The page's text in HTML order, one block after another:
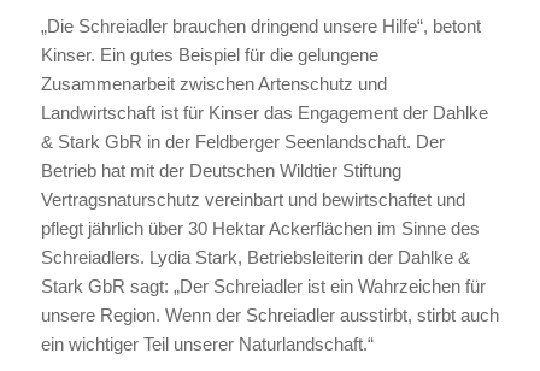
„Die Schreiadler brauchen dringend unsere Hilfe“, betont
Kinser. Ein gutes Beispiel für die gelungene
Zusammenarbeit zwischen Artenschutz und
Landwirtschaft ist für Kinser das Engagement der Dahlke
& Stark GbR in der Feldberger Seenlandschaft. Der
Betrieb hat mit der Deutschen Wildtier Stiftung
Vertragsnaturschutz vereinbart und bewirtschaftet und
pflegt jährlich über 30 Hektar Ackerflächen im Sinne des
Schreiadlers. Lydia Stark, Betriebsleiterin der Dahlke &
Stark GbR sagt: „Der Schreiadler ist ein Wahrzeichen für
unsere Region. Wenn der Schreiadler ausstirbt, stirbt auch
ein wichtiger Teil unserer Naturlandschaft.“